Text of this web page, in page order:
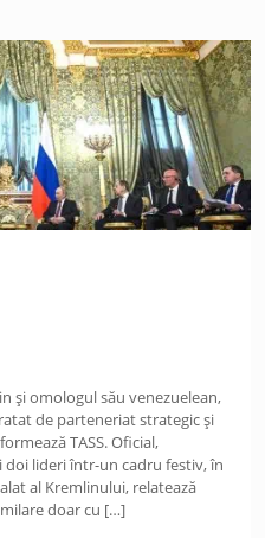
și omologul său venezuelean,
de parteneriat strategic și
TASS. Oficial,
lideri într-un cadru festiv, în
al Kremlinului, relatează
doar cu […]